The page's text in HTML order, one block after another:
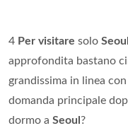
4 Per visitare solo Seoul
approfondita bastano
grandissima in linea
domanda principale
dormo a Seoul ?